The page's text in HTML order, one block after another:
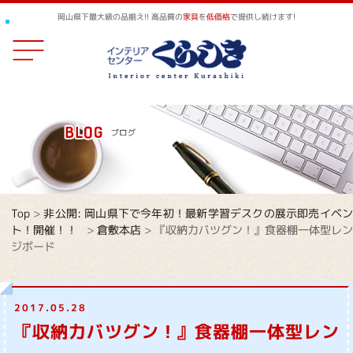
岡山県下最大級の品揃え!! 高品質の家具を低価格で提供し続けます!
Top >非公開: 岡山県下で今年初！最新学習デスクの展示即売イベン
ト！開催！！
> 倉敷本店 > 『収納力バツグン！』食器棚一体型レン
ジボード
2017.05.28
『収納力バツグン！』食器棚一体型レン